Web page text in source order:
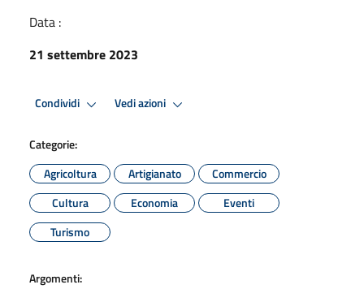
Data :
21 settembre 2023
Condividi Vedi azioni
Categorie:
Agricoltura
Artigianato
Commercio
Cultura
Economia
Eventi
Turismo
Argomenti: